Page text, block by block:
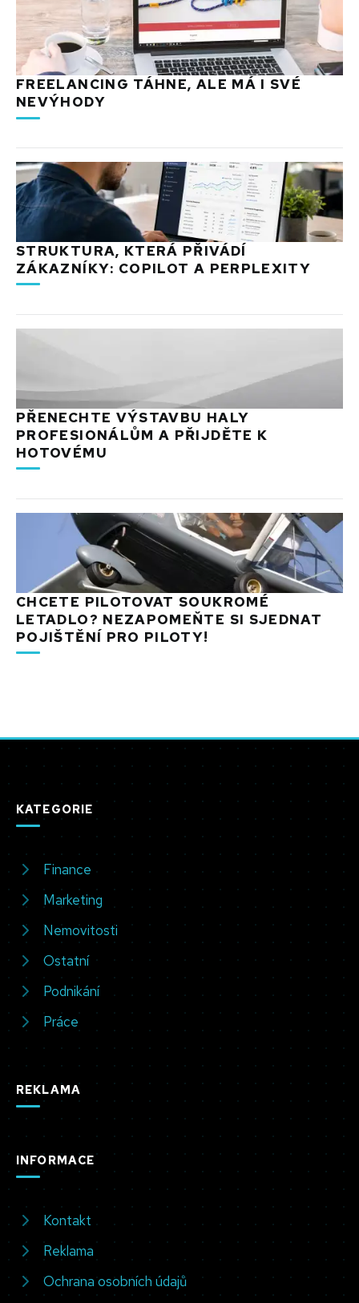
FREELANCING TÁHNE, ALE MÁ I SVÉ
NEVÝHODY
STRUKTURA, KTERÁ PŘIVÁDÍ
ZÁKAZNÍKY: COPILOT A PERPLEXITY
PŘENECHTE VÝSTAVBU HALY
PROFESIONÁLŮM A PŘIJDĚTE K
HOTOVÉMU
CHCETE PILOTOVAT SOUKROMÉ
LETADLO? NEZAPOMEŇTE SI SJEDNAT
POJIŠTĚNÍ PRO PILOTY!
KATEGORIE
Finance
Marketing
Nemovitosti
Ostatní
Podnikání
Práce
REKLAMA
INFORMACE
Kontakt
Reklama
Ochrana osobních údajů